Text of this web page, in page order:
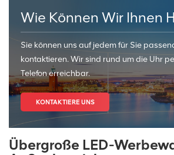
Wie Können Wir Ihnen
Sie können uns auf jedem für Sie
kontaktieren. Wir sind rund um die Uhr
Telefon erreichbar.
KONTAKTIERE UNS
Übergroße LED-